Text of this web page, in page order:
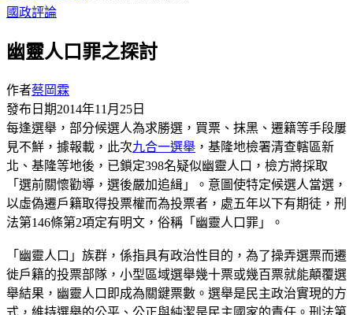
國政評論
幽靈人口罪之探討
作者蔡岡霖
發布日期2014年11月25日
每逢選舉，部分候選人為求勝選，買票、抹黑、遷籍等手段屢
見不鮮，據報載，此次九合一選舉 ，基隆地檢署清查轄區新
北、基隆等地後，已鎖定398名疑似幽靈人口，檢方將採取
「選前關懷勸導，選後嚴加追緝」。意圖使特定候選人當選，
以虛偽遷戶籍取得投票權而為投票者，處五年以下有期徒，刑
法第146條第2項定有明文，俗稱「幽靈人口罪」。
「幽靈人口」族群，係指具有政治性目的，為了操弄選票而遷
徙戶籍的投票部隊，小型區域選舉幾十票或幾百票就能顛覆選
舉結果，幽靈人口即成為關鍵票數。選舉是民主政治實現的方
式，維持選舉的公平、公正與純潔是民主國家的責任。刑法第